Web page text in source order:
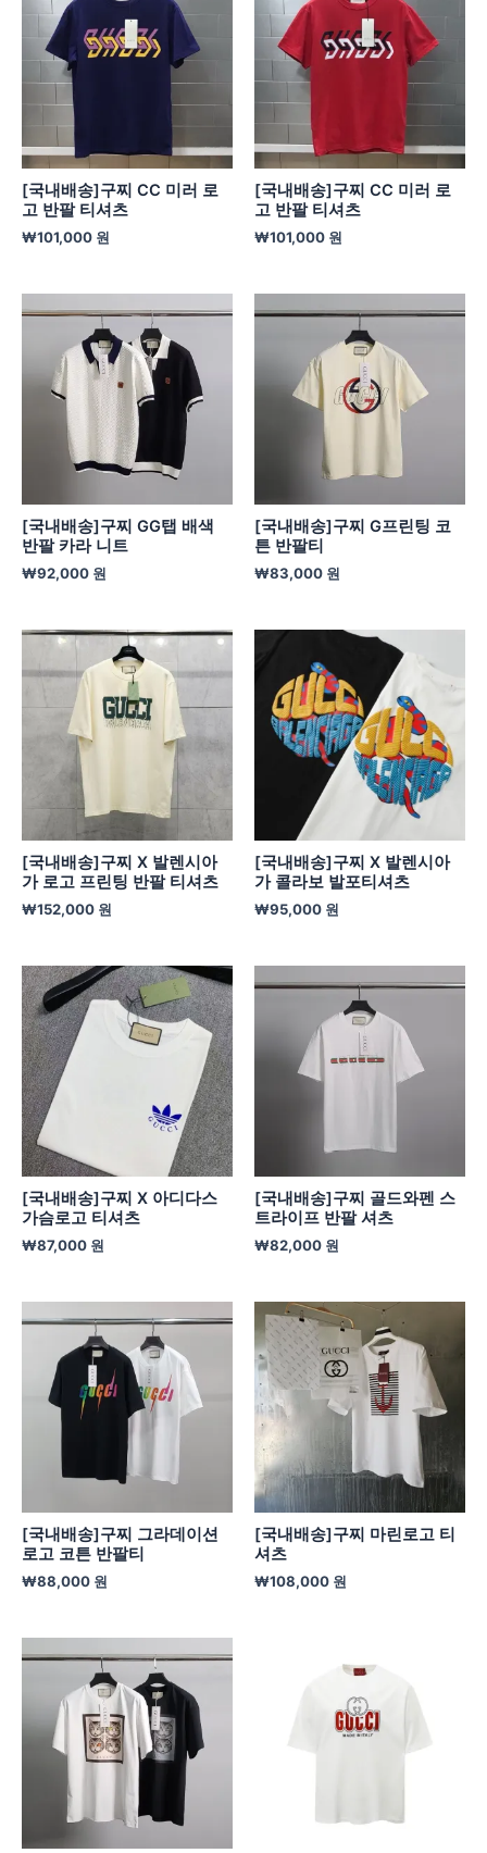
[국내배송]구찌 CC 미러 로
고 반팔 티셔츠
₩101,000 원
[국내배송]구찌 CC 미러 로
고 반팔 티셔츠
₩101,000 원
[국내배송]구찌 GG탭 배색
반팔 카라 니트
₩92,000 원
[국내배송]구찌 G프린팅 코
튼 반팔티
₩83,000 원
[국내배송]구찌 X 발렌시아
가 로고 프린팅 반팔 티셔츠
₩152,000 원
[국내배송]구찌 X 발렌시아
가 콜라보 발포티셔츠
₩95,000 원
[국내배송]구찌 X 아디다스
가슴로고 티셔츠
₩87,000 원
[국내배송]구찌 골드와펜 스
트라이프 반팔 셔츠
₩82,000 원
[국내배송]구찌 그라데이션
로고 코튼 반팔티
₩88,000 원
[국내배송]구찌 마린로고 티
셔츠
₩108,000 원